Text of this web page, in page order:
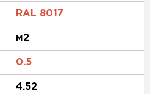
RAL 8017
м2
0.5
4.52